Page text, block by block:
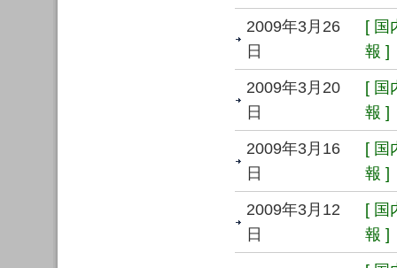
2009年3月26
日
[ 国
報 ]
2009年3月20
日
[ 国
報 ]
2009年3月16
日
[ 国
報 ]
2009年3月12
日
[ 国
報 ]